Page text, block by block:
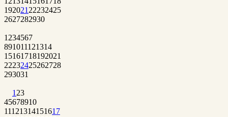
192021 22232425
2627282930
1 234567
891011121314
15161718192021
22232425262728
293031
1 23
45678910
11121314151617